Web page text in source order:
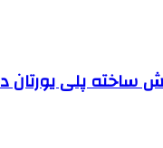
ساخته پلی